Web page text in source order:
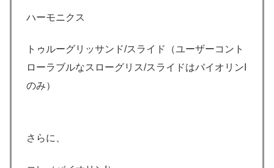
ハーモニクス
トゥルーグリッサンド/スライド（ユーザーコント
ローラブルなスローグリス/スライドはバイオリンI
のみ）
さらに、